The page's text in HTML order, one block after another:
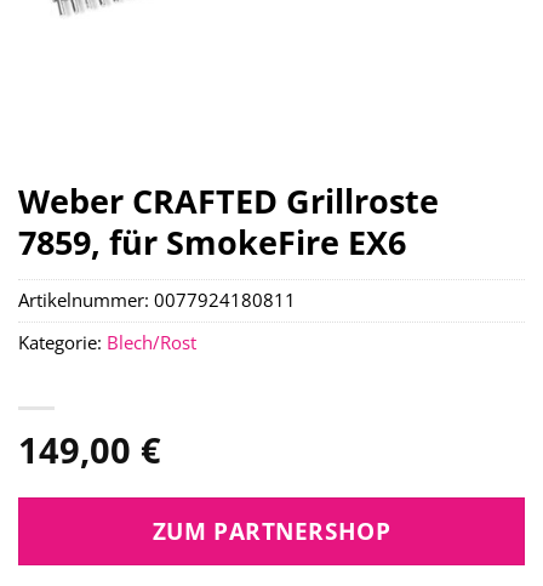
Weber CRAFTED Grillroste
7859, für SmokeFire EX6
149,00 €
ZUM PARTNERSHOP
Artikelnummer: 0077924180811
Kategorie: Blech/Rost